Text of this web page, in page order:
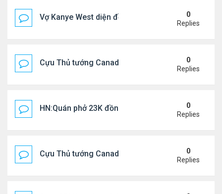
Vợ Kanye West diện đồ xẻ bạo, dự tiệc ở đảo Ibiza
0
Replies
Cựu Thủ tướng Canada đắm đuối khóa môi Katy
0
Replies
HN:Quán phở 23K đồng một bát, 7 năm không
0
Replies
Cựu Thủ tướng Canada thoa kem chống nắng
0
Replies